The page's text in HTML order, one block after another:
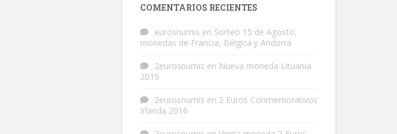
COMENTARIOS RECIENTES
eurosnumis en Sorteo 15 de Agosto,
monedas de Francia, Bélgica y Andorra
2eurosnumis en Nueva moneda Lituania
2015
2eurosnumis en 2 Euros Conmemorativos
Irlanda 2016